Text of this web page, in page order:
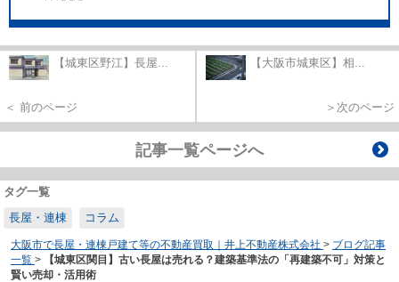
【城東区野江】長屋...
＜ 前のページ
【大阪市城東区】相...
＞次のページ
記事一覧ページへ
タグ一覧
長屋・連棟
コラム
大阪市で長屋・連棟戸建て等の不動産買取｜井上不動産株式会社 > ブログ記事
一覧 >
【城東区関目】古い長屋は売れる？建築基準法の「再建築不可」対策と
賢い売却・活用術